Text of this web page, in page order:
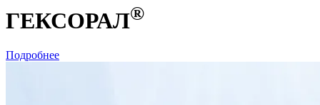
ГЕКСОРАЛ®
Подробнее